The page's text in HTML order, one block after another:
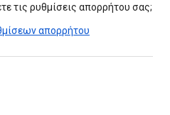
τις ρυθμίσεις απορρήτου σας;
απορρήτου